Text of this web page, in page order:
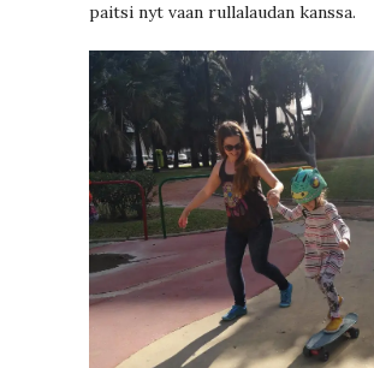
paitsi nyt vaan rullalaudan kanssa.